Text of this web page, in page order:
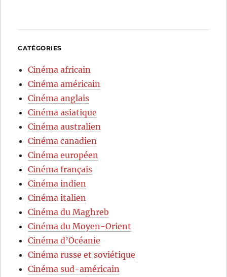
CATÉGORIES
Cinéma africain
Cinéma américain
Cinéma anglais
Cinéma asiatique
Cinéma australien
Cinéma canadien
Cinéma européen
Cinéma français
Cinéma indien
Cinéma italien
Cinéma du Maghreb
Cinéma du Moyen-Orient
Cinéma d’Océanie
Cinéma russe et soviétique
Cinéma sud-américain